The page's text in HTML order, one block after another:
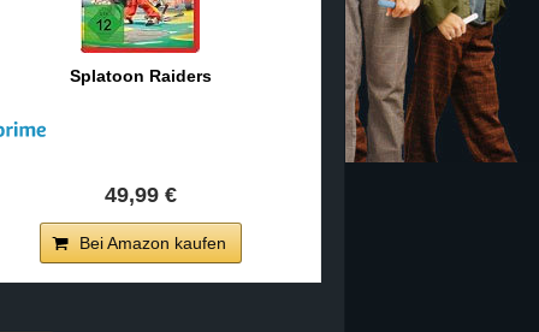
Splatoon Raiders
49,99 €
Bei Amazon kaufen